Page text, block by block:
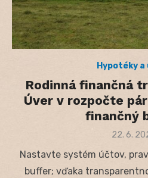
Hypotéky a
Rodinná finančná
Úver v rozpočte
finančný
Posted
22. 6.
Nastavte systém účtov,
buffer; vďaka